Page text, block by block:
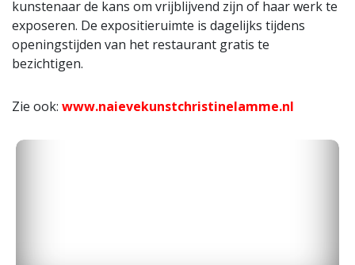
kunstenaar de kans om vrijblijvend zijn of haar werk te
exposeren. De expositieruimte is dagelijks tijdens
openingstijden van het restaurant gratis te
bezichtigen.
Zie ook: www.naievekunstchristinelamme.nl